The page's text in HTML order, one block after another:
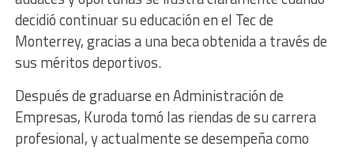
decidió continuar su educación en el Tec de
Monterrey, gracias a una beca obtenida a través de
sus méritos deportivos.
Después de graduarse en Administración de
Empresas, Kuroda tomó las riendas de su carrera
profesional, y actualmente se desempeña como